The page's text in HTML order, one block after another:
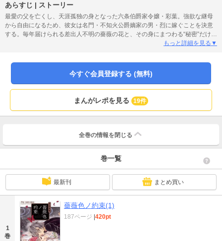
あらすじ | ストーリー
最愛の父を亡くし、天涯孤独の身となった六条伯爵家令嬢・彩葉。強欲な継母
から自由になるため、彼女は名門・不知火公爵嫡家の男・烈に嫁ぐことを決意
する。毎年届けられる差出人不明の薔薇の花と、その身にまつわる“秘密”だけを
抱えて。「逃げるなよ、お姫様？」不遜で謎めいた態度の烈と、ぶつかり合う
ノスタルジック・ラブロマンスがここに開幕！
もっと詳細を見る▼
今すぐ会員登録する (無料)
まんがレポを見る 19件
全巻の情報を 閉じる
巻一覧
最新刊 まとめ買い
1
巻
薔薇色ノ約束(1)
187ページ |420pt